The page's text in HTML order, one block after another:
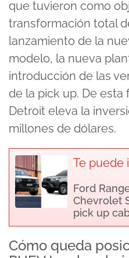
que tuvieron como
transformación total
lanzamiento de la
modelo, la nueva
introducción de las
de la pick up. De esta
Detroit eleva la
millones de dólares.
Te puede
Ford
Chevrolet
pick up
Cómo queda